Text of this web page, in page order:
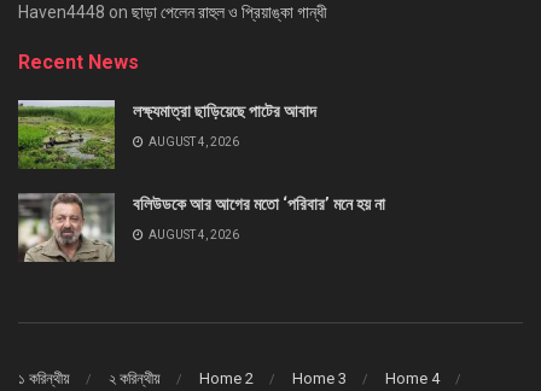
Haven4448 on ছাড়া পেলেন রাহুল ও প্রিয়াঙ্কা গান্ধী
Recent News
লক্ষ্যমাত্রা ছাড়িয়েছে পাটের আবাদ
AUGUST 4, 2026
বলিউডকে আর আগের মতো ‘পরিবার’ মনে হয় না
AUGUST 4, 2026
১ করিন্থীয় ২ করিন্থীয় Home 2 Home 3
Home 4